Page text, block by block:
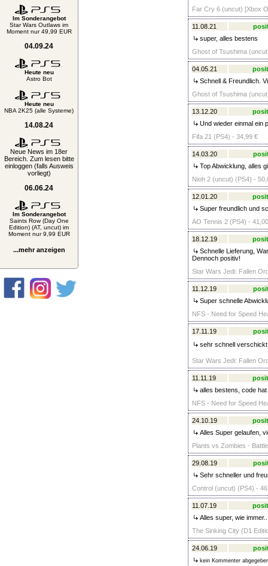
Im Sonderangebot
Star Wars Outlaws im
Moment nur 49,99 EUR
04.09.24
Heute neu
Astro Bot
Heute neu
NBA 2K25 (alle Systeme)
14.08.24
Neue News im 18er
Bereich. Zum lesen bitte
einloggen (falls Ausweis
vorliegt)
06.06.24
Im Sonderangebot
Saints Row (Day One
Edition) (AT, uncut) im
Moment nur 9,99 EUR
...mehr anzeigen
Far Cry 6 (uncut) [Xbox
11.08.21
super, alles bestens
Ghost of Tsushima
04.05.21
Schnell & Freundlich.
Ghost of Tsushima
13.12.20
Und wieder einmal ein
Fifa 21 (PS4) - 34,99 €
14.03.20
Top Abwicklung, alles
Nioh 2 (uncut) (PS4) -
12.01.20
Super freundlich und
AO Tennis 2 (PS4) -
18.12.19
Schnelle Lieferung,
Dennoch positiv!
Star Wars Jedi: Fallen
11.12.19
Super schnelle
NFS - Need for Speed
17.11.19
sehr schnell verschickt,
Star Wars Jedi: Fallen
11.11.19
alles bestens, code
NFS - Need for Speed
24.10.19
Alles Super gelaufen,
Plants vs Zombies -
29.08.19
Sehr schneller und
Control (uncut) (PS4) -
11.07.19
Alles super, wie
The Sinking City (D1
24.06.19
kein Kommenter